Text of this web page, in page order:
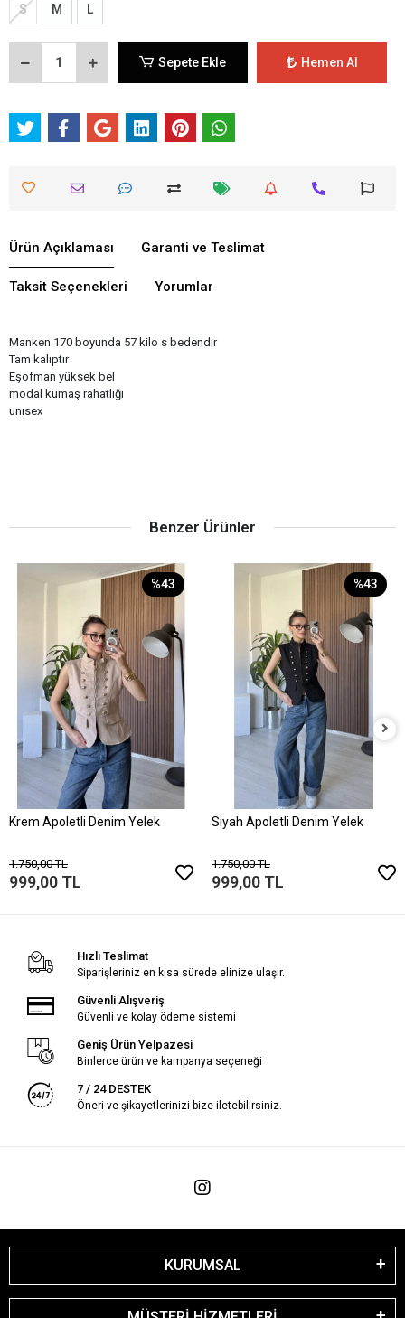
S M L
Sepete Ekle Hemen Al
Ürün Açıklaması Garanti ve Teslimat
Taksit Seçenekleri Yorumlar
Manken 170 boyunda 57 kilo s bedendir
Tam kalıptır
Eşofman yüksek bel
modal kumaş rahatlığı
unısex
Benzer Ürünler
%43
Krem Apoletli Denim Yelek
1.750,00 TL
999,00 TL
%43
Siyah Apoletli Denim Yelek
1.750,00 TL
999,00 TL
Hızlı Teslimat
Siparişleriniz en kısa sürede elinize ulaşır.
Güvenli Alışveriş
Güvenli ve kolay ödeme sistemi
Geniş Ürün Yelpazesi
Binlerce ürün ve kampanya seçeneği
7 / 24 DESTEK
Öneri ve şikayetlerinizi bize iletebilirsiniz.
KURUMSAL